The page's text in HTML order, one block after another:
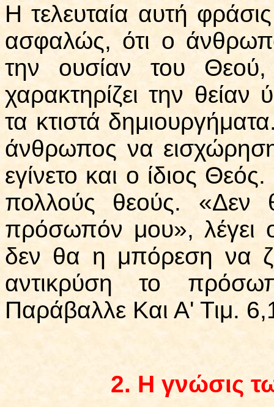
Η τελευταία αυτή
ασφαλώς, ότι ο
την ουσίαν του
χαρακτηρίζει την θείαν
τα κτιστά
άνθρωπος να
εγίνετο και ο ίδιος
πολλούς θεούς.
πρόσωπόν μου», λέγει
δεν θα η μπόρεση να
αντικρύση το
Παράβαλλε Και Α' Τιμ.
2. Η γνώσις